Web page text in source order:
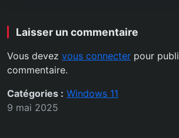
Laisser un commentaire
Vous devez vous connecter pour
commentaire.
Catégories : Windows 11
9 mai 2025